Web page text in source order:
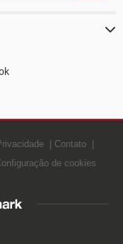
Contato
de cookies